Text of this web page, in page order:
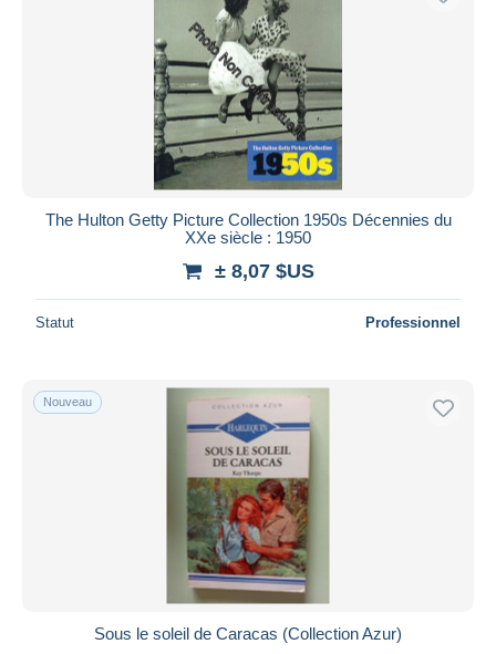
The Hulton Getty Picture Collection 1950s Décennies du
XXe siècle : 1950
± 8,07 $US
Statut Professionnel
Nouveau
Sous le soleil de Caracas (Collection Azur)